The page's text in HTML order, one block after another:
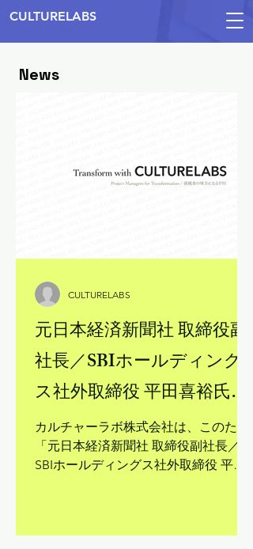
CULTURELABS
News
元日本経済新聞社 取締役副
社長／SBIホールディング
ス社外取締役 平田喜裕氏、
カルチャーラボ株式会社顧
問に就任に関するお知らせ
カルチャーラボ株式会社は、このたび
「元日本経済新聞社 取締役副社長／
SBIホールディングス社外取締役 平田
ャーラボのプロジェクト・テクノロジ
CULTURELABS